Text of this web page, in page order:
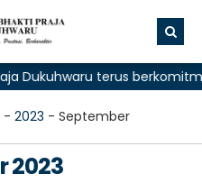
Dukuhwaru terus
- 2023 - September
2023